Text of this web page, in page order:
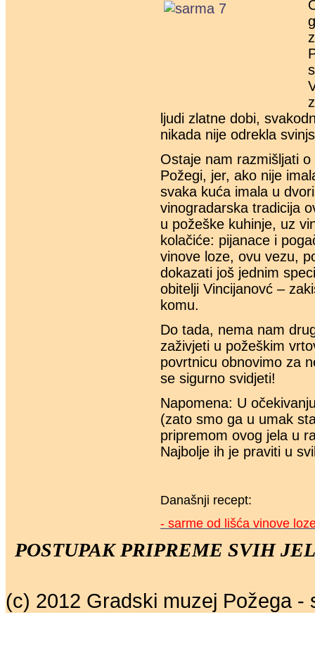
ljudi zlatne dobi,
nikada nije odrekla
Ostaje nam razmišljati
Požegi, jer, ako nije
svaka kuća imala u
vinogradarska tradicija
u požeške kuhinje, uz
kolačiće: pijanace i
vinove loze, ovu vezu,
dokazati još jednim
obitelji Vincijanovć –
komu.
Do tada, nema nam
zaživjeti u požeškim
povrtnicu obnovimo za
se sigurno svidjeti!
Napomena: U
(zato smo ga u umak
pripremom ovog jela u
Najbolje ih je praviti u
Današnji recept:
- sarme od lišća vinove
POSTUPAK PRIPREME SVIH
(c) 2012 Gradski muzej Požega -